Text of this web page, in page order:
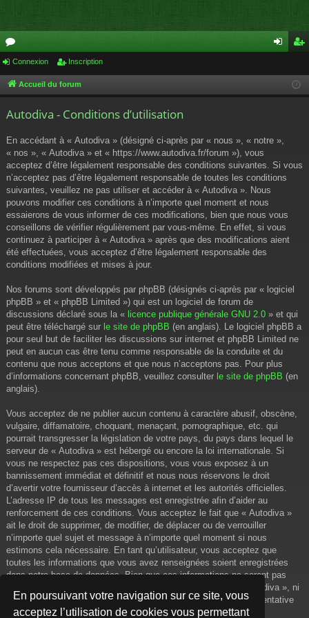
En poursuivant votre navigation sur ce site, vous
acceptez l’utilisation de cookies vous permettant
or
u cri
Connexion Inscription
Accueil du forum
Autodiva - Conditions d’utilisation
En accédant à « Autodiva » (désigné ci-après par « nous », « notre »,
« nos », « Autodiva » et « https://www.autodiva.fr/forum »), vous
acceptez d’être légalement responsable des conditions suivantes. Si vous
n’acceptez pas d’être légalement responsable de toutes les conditions
suivantes, veuillez ne pas utiliser et accéder à « Autodiva ». Nous
pouvons modifier ces conditions à n’importe quel moment et nous
essaierons de vous informer de ces modifications, bien que nous vous
conseillons de vérifier régulièrement par vous-même. En effet, si vous
continuez à participer à « Autodiva » après que des modifications aient
été effectuées, vous acceptez d’être légalement responsable des
conditions modifiées et mises à jour.
Nos forums sont développés par phpBB (désignés ci-après par « logiciel
phpBB » et « phpBB Limited ») qui est un logiciel de forum de
discussions déclaré sous la « licence publique générale GNU 2.0 » et qui
peut être téléchargé sur le site de phpBB (en anglais). Le logiciel phpBB a
pour seul but de faciliter les discussions sur internet et phpBB Limited ne
peut en aucun cas être tenu comme responsable de la conduite et du
contenu que nous acceptons et que nous n’acceptons pas. Pour plus
d’informations concernant phpBB, veuillez consulter le site de phpBB (en
anglais).
Vous acceptez de ne publier aucun contenu à caractère abusif, obscène,
vulgaire, diffamatoire, choquant, menaçant, pornographique, etc. qui
pourrait transgresser la législation de votre pays, du pays dans lequel le
serveur de « Autodiva » est hébergé ou encore la loi internationale. Si
vous ne respectez pas ces dispositions, vous vous exposez à un
bannissement immédiat et définitif et nous nous réservons le droit
d’avertir votre fournisseur d’accès à internet et les autorités officielles.
L’adresse IP de tous les messages est enregistrée afin d’aider au
renforcement de ces conditions. Vous acceptez le fait que « Autodiva »
ait le droit de supprimer, de modifier, de déplacer ou de verrouiller
n’importe quel sujet et message à n’importe quel moment si nous
estimons cela nécessaire. En tant qu’utilisateur, vous acceptez que
toutes les informations que vous avez renseignées soient enregistrées
dans notre base de données. Bien que ces informations ne seront pas
diffusées à une tierce partie sans votre consentement, ni « Autodiva », ni
phpBB, ne pourront être tenus comme responsables en cas de tentative
de piratage informatique visant à compromettre vos données.